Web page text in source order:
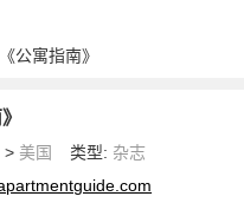
公寓指南》
> 美国 类型: 杂志